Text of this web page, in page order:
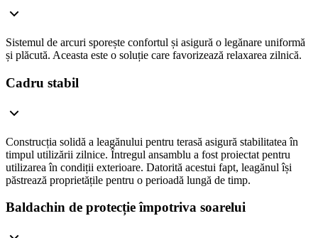
Sistemul de arcuri sporește confortul și asigură o legănare uniformă
și plăcută. Aceasta este o soluție care favorizează relaxarea zilnică.
Cadru stabil
Construcția solidă a leagănului pentru terasă asigură stabilitatea în
timpul utilizării zilnice. Întregul ansamblu a fost proiectat pentru
utilizarea în condiții exterioare. Datorită acestui fapt, leagănul își
păstrează proprietățile pentru o perioadă lungă de timp.
Baldachin de protecție împotriva soarelui